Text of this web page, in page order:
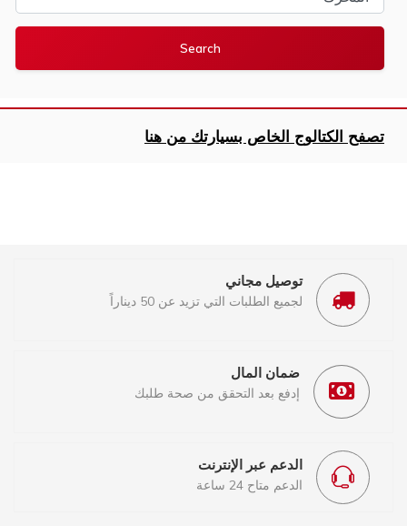
تصفح الكتالوج الخاص بسيارتك من هنا
توصيل مجاني
لجميع الطلبات التي تزيد عن 50 ديناراً
ضمان المال
إدفع بعد التحقق من صحة طلبك
الدعم عبر الإنترنت
الدعم متاح 24 ساعة